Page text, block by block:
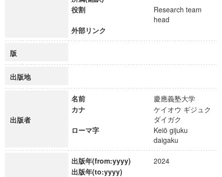
役割
Research team
head
外部リンク
版
出版地
出版者
名前
慶應義塾大学
カナ
ケイオウ ギジュク
ダイガク
ローマ字
Keiō gijuku
daigaku
出版年(from:yyyy)
2024
出版年(to:yyyy)